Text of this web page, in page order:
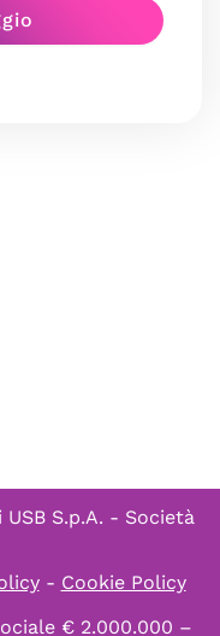
USB S.p.A. - Società
- Cookie Policy
€ 2.000.000 –